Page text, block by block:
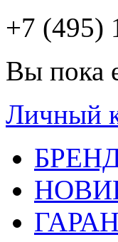
+7 (495)
Вы пока
Личный